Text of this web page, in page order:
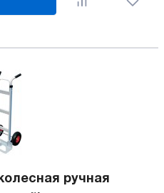
ручная